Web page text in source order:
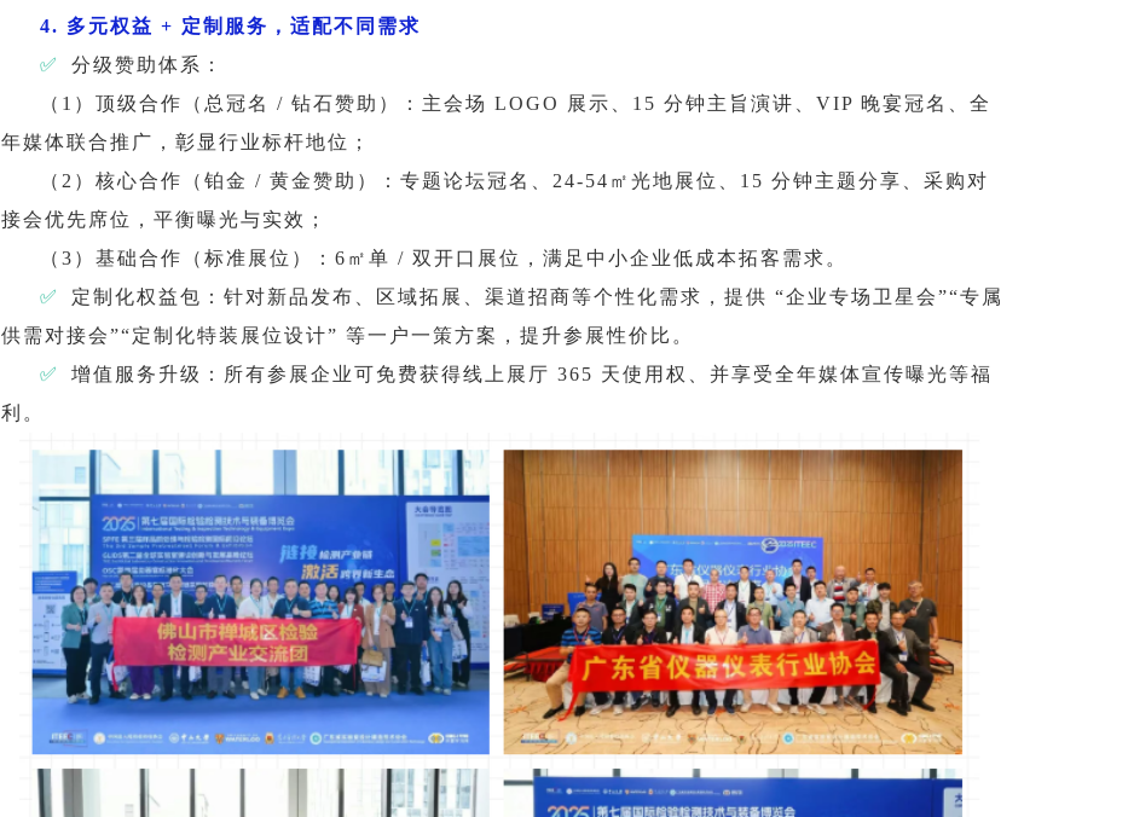
4. 多元权益 + 定制服务，适配不同需求
✅ 分级赞助体系：
（1）顶级合作（总冠名 / 钻石赞助）：主会场 LOGO 展示、15 分钟主旨演讲、VIP 晚宴冠名、全
年媒体联合推广，彰显行业标杆地位；
（2）核心合作（铂金 / 黄金赞助）：专题论坛冠名、24-54㎡光地展位、15 分钟主题分享、采购对
接会优先席位，平衡曝光与实效；
（3）基础合作（标准展位）：6㎡单 / 双开口展位，满足中小企业低成本拓客需求。
✅ 定制化权益包：针对新品发布、区域拓展、渠道招商等个性化需求，提供 “企业专场卫星会”“专属
供需对接会”“定制化特装展位设计” 等一户一策方案，提升参展性价比。
✅ 增值服务升级：所有参展企业可免费获得线上展厅 365 天使用权、并享受全年媒体宣传曝光等福
利。